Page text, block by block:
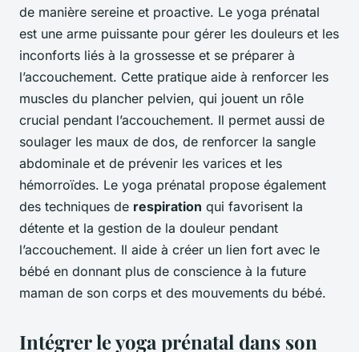
de manière sereine et proactive. Le yoga prénatal
est une arme puissante pour gérer les douleurs et les
inconforts liés à la grossesse et se préparer à
l’accouchement. Cette pratique aide à renforcer les
muscles du plancher pelvien, qui jouent un rôle
crucial pendant l’accouchement. Il permet aussi de
soulager les maux de dos, de renforcer la sangle
abdominale et de prévenir les varices et les
hémorroïdes. Le yoga prénatal propose également
des techniques de respiration qui favorisent la
détente et la gestion de la douleur pendant
l’accouchement. Il aide à créer un lien fort avec le
bébé en donnant plus de conscience à la future
maman de son corps et des mouvements du bébé.
Intégrer le yoga prénatal dans son